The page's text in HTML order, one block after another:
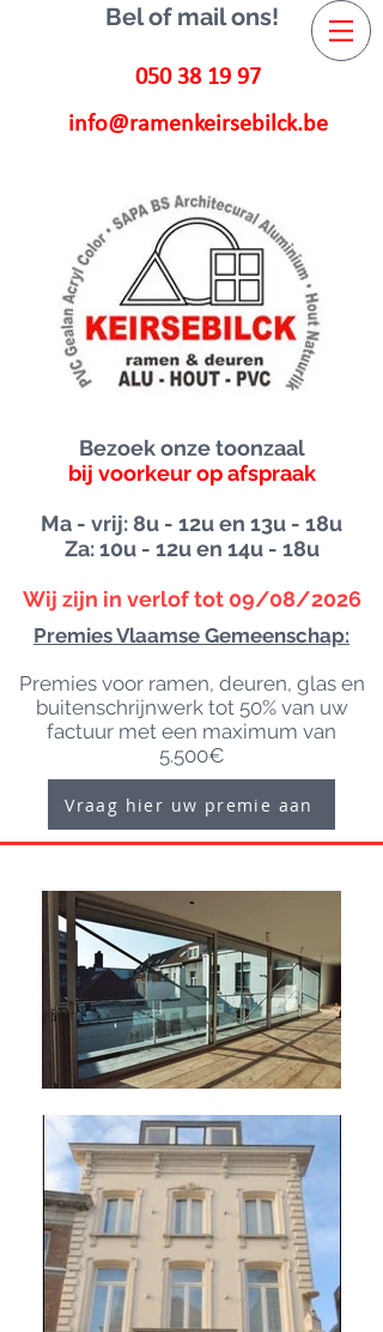
Bel of mail ons!
050 38 19 97
info@ramenkeirsebilck.be
Bezoek onze toonzaal
bij voorkeur op afspraak
Ma - vrij: 8u - 12u en 13u - 18u
Za: 10u - 12u en 14u - 18u
Wij zijn in verlof tot 09/08/2026
Premies Vlaamse Gemeenschap:
Premies voor ramen, deuren, glas en
buitenschrijnwerk tot 50% van uw
factuur met een maximum van
5.500€
Vraag hier uw premie aan